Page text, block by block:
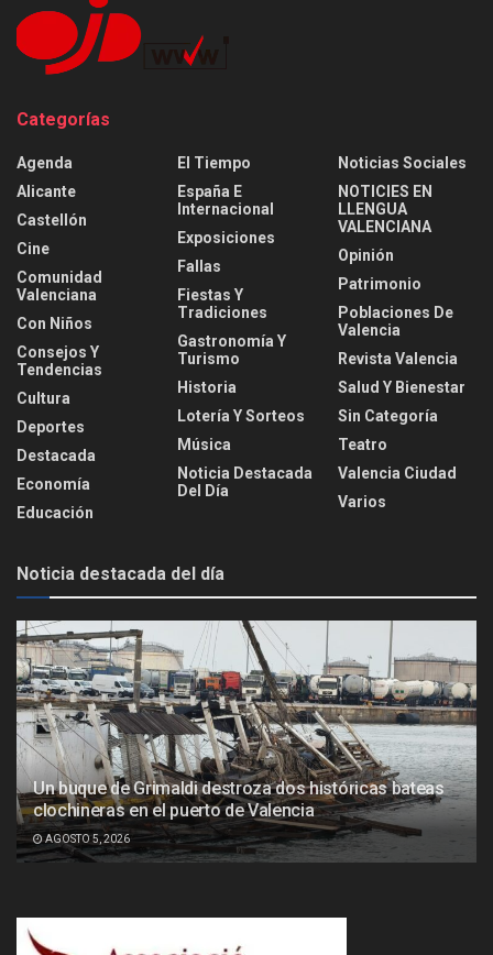
Categorías
Agenda
Alicante
Castellón
Cine
Comunidad
Valenciana
Con Niños
Consejos Y
Tendencias
Cultura
Deportes
Destacada
Economía
Educación
El Tiempo
España E
Internacional
Exposiciones
Fallas
Fiestas Y
Tradiciones
Gastronomía Y
Turismo
Historia
Lotería Y Sorteos
Música
Noticia Destacada
Del Día
Noticias Sociales
NOTICIES EN
LLENGUA
VALENCIANA
Opinión
Patrimonio
Poblaciones De
Valencia
Revista Valencia
Salud Y Bienestar
Sin Categoría
Teatro
Valencia Ciudad
Varios
Noticia destacada del día
Un buque de Grimaldi destroza dos históricas bateas
clochineras en el puerto de Valencia
AGOSTO 5, 2026